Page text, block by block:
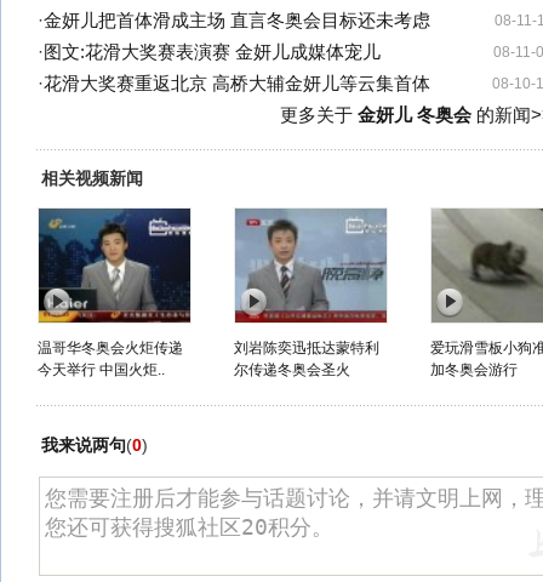
08-11-
·金妍儿把首体滑成主场 直言冬奥会目标还未考虑
08-11-
· 图文:花滑大奖赛表演赛 金妍儿成媒体宠儿
08-10-
·花滑大奖赛重返北京 高桥大辅金妍儿等云集首体
更多关于 金妍儿 冬奥会的新闻
相关视频新闻
温哥华冬奥会火炬传递
今天举行 中国火炬..
刘岩陈奕迅抵达蒙特利
尔传递冬奥会圣火
爱玩滑雪板小狗
加冬奥会游行
我来说两句(0)